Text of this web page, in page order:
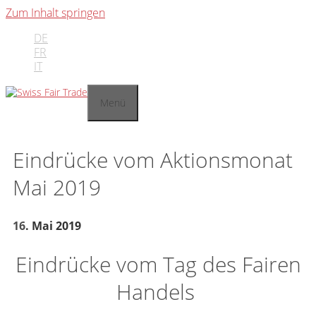
Zum Inhalt springen
DE
FR
IT
Menü
Eindrücke vom Aktionsmonat
Mai 2019
16. Mai 2019
Eindrücke vom Tag des Fairen
Handels